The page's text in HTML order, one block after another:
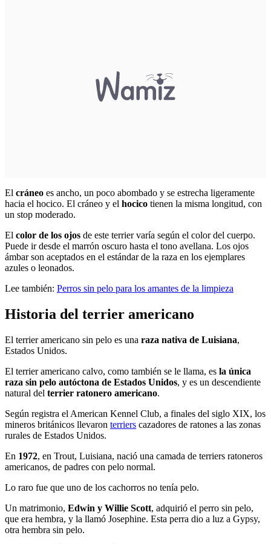
El cráneo es ancho, un poco abombado y se estrecha ligeramente
hacia el hocico. El cráneo y el hocico tienen la misma longitud, con
un stop moderado.
El color de los ojos de este terrier varía según el color del cuerpo.
Puede ir desde el marrón oscuro hasta el tono avellana. Los ojos
ámbar son aceptados en el estándar de la raza en los ejemplares
azules o leonados.
Lee también: Perros sin pelo para los amantes de la limpieza
Historia del terrier americano
El terrier americano sin pelo es una raza nativa de Luisiana,
Estados Unidos.
El terrier americano calvo, como también se le llama, es la única
raza sin pelo autóctona de Estados Unidos, y es un descendiente
natural del terrier ratonero americano.
Según registra el American Kennel Club, a finales del siglo XIX, los
mineros británicos llevaron terriers cazadores de ratones a las zonas
rurales de Estados Unidos.
En 1972, en Trout, Luisiana, nació una camada de terriers ratoneros
americanos, de padres con pelo normal.
Lo raro fue que uno de los cachorros no tenía pelo.
Un matrimonio, Edwin y Willie Scott, adquirió el perro sin pelo,
que era hembra, y la llamó Josephine. Esta perra dio a luz a Gypsy,
otra hembra sin pelo.